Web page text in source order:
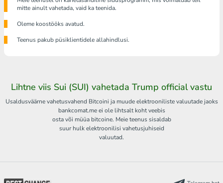
mitte ainult vahetada, vaid ka teenida.
Oleme koostööks avatud.
Teenus pakub püsiklientidele allahindlusi.
Lihtne viis Sui (SUI) vahetada Trump official vastu
Usaldusväärne vahetusvahend Bitcoini ja muude elektrooniliste valuutade jaoks
bankcomat.me ei ole lihtsalt koht veebis
osta või müüa bitcoine. Meie teenus sisaldab
suur hulk elektroonilisi vahetusjuhiseid
valuutad.